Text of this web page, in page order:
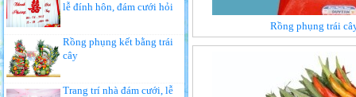
lễ đính hôn, đám cưới hỏi
Rồng phụng kết bằng trái
cây
Trang trí nhà đám cưới, lễ
Rồng phụng trái